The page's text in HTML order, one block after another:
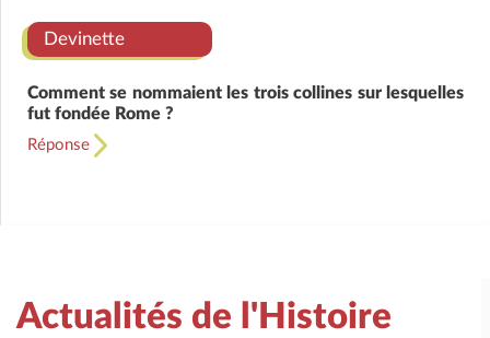
Devinette
Comment se nommaient les trois collines sur lesquelles
fut fondée Rome ?
Réponse
Actualités de l'Histoire